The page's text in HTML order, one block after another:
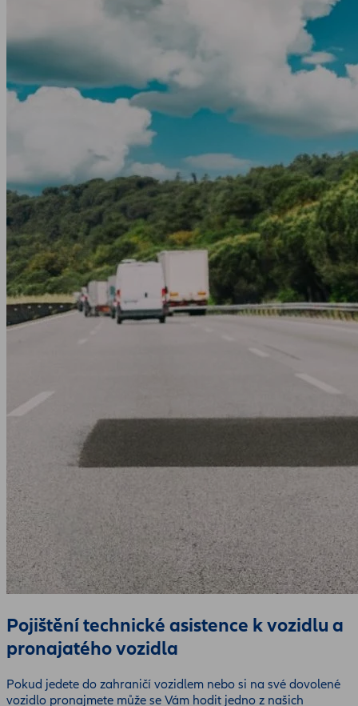
Pojištění technické asistence k vozidlu a
pronajatého vozidla
Pokud jedete do zahraničí vozidlem nebo si na své dovolené
vozidlo pronajmete může se Vám hodit jedno z našich